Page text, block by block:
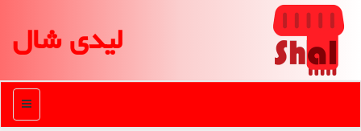
لیدی شال
منو